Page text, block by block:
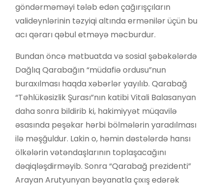
göndərməməyi tələb edən çağırışçıların
valideynlərinin təzyiqi altında ermənilər üçün bu
acı qərarı qəbul etməyə məcburdur.
Bundan öncə mətbuatda və sosial şəbəkələrdə
Dağlıq Qarabağın “müdafiə ordusu”nun
buraxılması haqda xəbərlər yayılıb. Qarabağ
“Təhlükəsizlik Şurası”nın katibi Vitali Balasanyan
daha sonra bildirib ki, hakimiyyət müqavilə
əsasında peşəkar hərbi bölmələrin yaradılması
ilə məşğuldur. Lakin o, həmin dəstələrdə hansı
ölkələrin vətəndaşlarının toplaşacağını
dəqiqləşdirməyib. Sonra “Qarabağ prezidenti”
Arayan Arutyunyan bəyanatla çıxış edərək